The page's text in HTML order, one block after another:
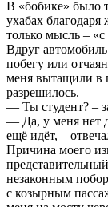
В «бобике» было
ухабах благодаря
только мысль –
Вдруг автомобиль
побегу или
меня вытащили в
разрешилось.
— Ты студент? –
— Да, у меня нет
ещё идёт, –
Причина моего
незаконным
с козырным